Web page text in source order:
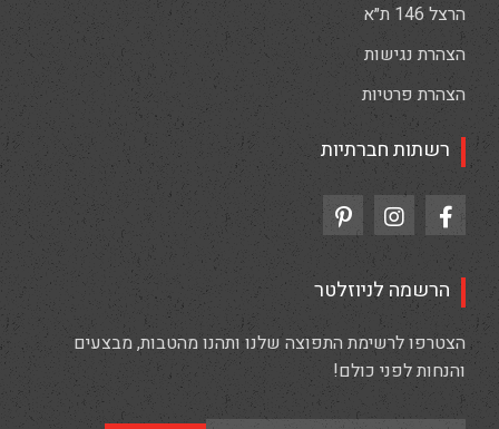
הרצל 146 ת״א
הצהרת נגישות
הצהרת פרטיות
רשתות חברתיות
הרשמה לניוזלטר
הצטרפו לרשימת התפוצה שלנו ותהנו מהטבות, מבצעים
והנחות לפני כולם!